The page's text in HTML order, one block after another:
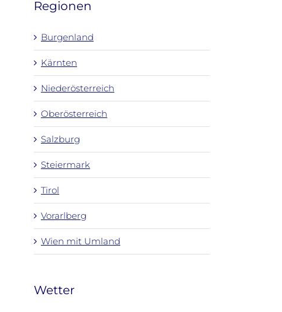
Regionen
Burgenland
Kärnten
Niederösterreich
Oberösterreich
Salzburg
Steiermark
Tirol
Vorarlberg
Wien mit Umland
Wetter